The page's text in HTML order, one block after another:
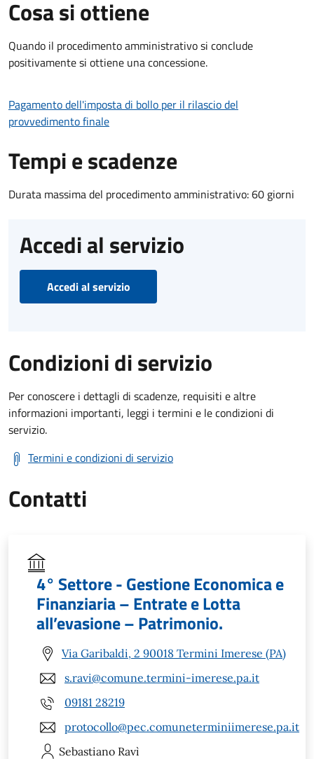
Cosa si ottiene
Quando il procedimento amministrativo si conclude
positivamente si ottiene una concessione.
Pagamento dell'imposta di bollo per il rilascio del
provvedimento finale
Tempi e scadenze
Durata massima del procedimento amministrativo: 60 giorni
Accedi al servizio
Accedi al servizio
Condizioni di servizio
Per conoscere i dettagli di scadenze, requisiti e altre
informazioni importanti, leggi i termini e le condizioni di
servizio.
Termini e condizioni di servizio
Contatti
4° Settore - Gestione Economica e
Finanziaria – Entrate e Lotta
all’evasione – Patrimonio.
Via Garibaldi, 2 90018 Termini Imerese (PA)
s.ravi@comune.termini-imerese.pa.it
09181 28219
protocollo@pec.comuneterminiimerese.pa.it
Sebastiano Ravì